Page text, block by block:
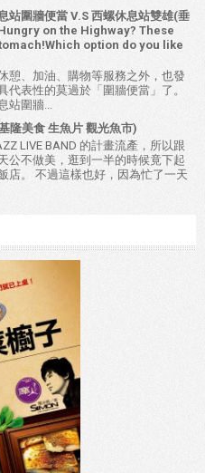
站圍牆便當 V.S 西螺休息站雙雄(垂
on the Highway? These
option do you like
憩、加油、購物等服務之外，也發
表性的莫過於「圍牆便當」了。
站圍牆...
隆美食 生魚片 觀光魚市)
LIVE BAND 的計畫流產，所以跟
公不做美，逛到一半的時候竟下起
店。 不過這樣也好，因為忙了一天